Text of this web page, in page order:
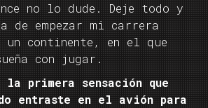
no lo dude. Deje todo y
de empezar mi carrera
un continente, en el que
con jugar.
primera sensación que
entraste en el avión para